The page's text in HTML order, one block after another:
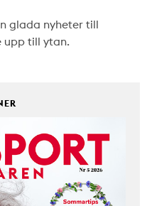
glada nyheter till
upp till ytan.